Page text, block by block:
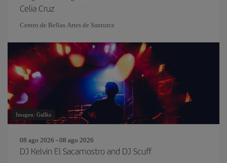
Celia Cruz
Centro de Bellas Artes de Santurce
Imagen: Gallks
08 ago 2026 - 08 ago 2026
DJ Kelvin El Sacamostro and DJ Scuff